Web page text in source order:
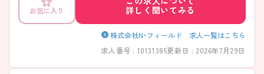
策ポイントなどさらに詳細をお話いたしますので、お気軽にご相談くだ
さい。お気に入り
詳しく聞いてみる
株式会社N・フィールド 求人一覧はこちら
求人番号 : 10131385更新日 : 2026年7月29日